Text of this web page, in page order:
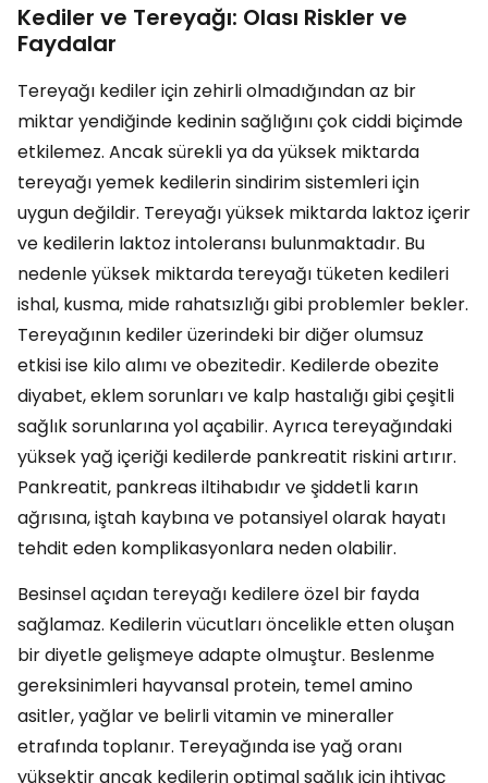
Kediler ve Tereyağı: Olası Riskler ve
Faydalar
Tereyağı kediler için zehirli olmadığından az bir
miktar yendiğinde kedinin sağlığını çok ciddi biçimde
etkilemez. Ancak sürekli ya da yüksek miktarda
tereyağı yemek kedilerin sindirim sistemleri için
uygun değildir. Tereyağı yüksek miktarda laktoz içerir
ve kedilerin laktoz intoleransı bulunmaktadır. Bu
nedenle yüksek miktarda tereyağı tüketen kedileri
ishal, kusma, mide rahatsızlığı gibi problemler bekler.
Tereyağının kediler üzerindeki bir diğer olumsuz
etkisi ise kilo alımı ve obezitedir. Kedilerde obezite
diyabet, eklem sorunları ve kalp hastalığı gibi çeşitli
sağlık sorunlarına yol açabilir. Ayrıca tereyağındaki
yüksek yağ içeriği kedilerde pankreatit riskini artırır.
Pankreatit, pankreas iltihabıdır ve şiddetli karın
ağrısına, iştah kaybına ve potansiyel olarak hayatı
tehdit eden komplikasyonlara neden olabilir.
Besinsel açıdan tereyağı kedilere özel bir fayda
sağlamaz. Kedilerin vücutları öncelikle etten oluşan
bir diyetle gelişmeye adapte olmuştur. Beslenme
gereksinimleri hayvansal protein, temel amino
asitler, yağlar ve belirli vitamin ve mineraller
etrafında toplanır. Tereyağında ise yağ oranı
yüksektir ancak kedilerin optimal sağlık için ihtiyaç